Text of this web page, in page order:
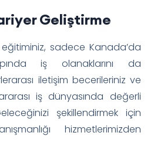
Geliştirme
sadece Kanada’da
iş olanaklarını da
iletişim becerileriniz ve
iş dünyasında değerli
şekillendirmek için
hizmetlerimizden